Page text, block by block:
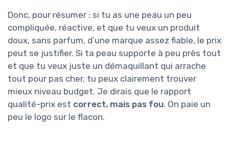
Donc, pour résumer : si tu as une peau un peu
compliquée, réactive, et que tu veux un produit
doux, sans parfum, d’une marque assez fiable, le prix
peut se justifier. Si ta peau supporte à peu près tout
et que tu veux juste un démaquillant qui arrache
tout pour pas cher, tu peux clairement trouver
mieux niveau budget. Je dirais que le rapport
qualité-prix est correct, mais pas fou. On paie un
peu le logo sur le flacon.